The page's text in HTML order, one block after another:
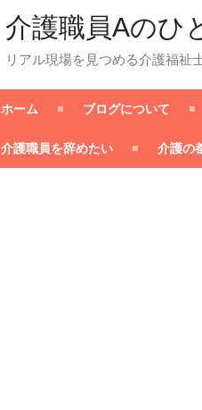
介護職員Aのひ
リアル現場を見つめる介護福祉
ホーム ブログについて
介護職員を辞めたい 介護の